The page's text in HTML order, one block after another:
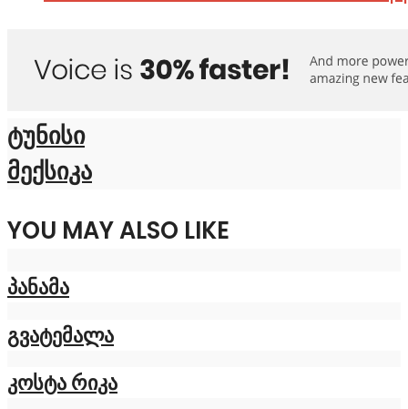
ტუნისი
მექსიკა
YOU MAY ALSO LIKE
პანამა
გვატემალა
კოსტა რიკა